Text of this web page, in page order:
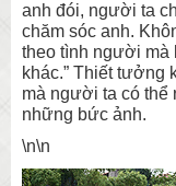
anh đói, người ta
chăm sóc anh.
theo tình người mà
khác.” Thiết tưởng
mà người ta có thể
những bức ảnh.
\n\n